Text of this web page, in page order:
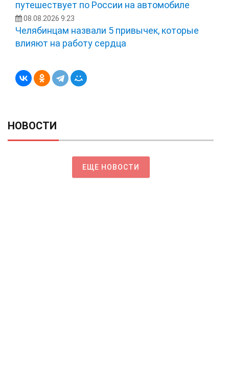
путешествует по России на автомобиле
08.08.2026 9:23
Челябинцам назвали 5 привычек, которые
влияют на работу сердца
НОВОСТИ
ЕЩЕ НОВОСТИ